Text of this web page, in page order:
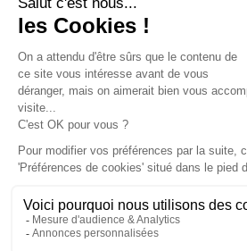
DEVENIR PARTENAIRE
NOTRE SERVICE APRÈS VENTE
NOS PARTENAIRES OFFICIELS
INFORMATIONS
VOTRE COMPTE